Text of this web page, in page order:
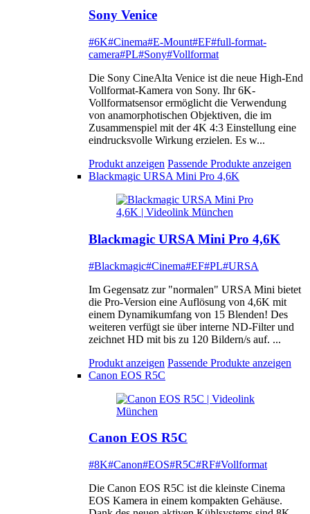
Sony Venice
#6K#Cinema#E-Mount#EF#full-format-
camera#PL#Sony#Vollformat
Die Sony CineAlta Venice ist die neue High-End
Vollformat-Kamera von Sony. Ihr 6K-
Vollformatsensor ermöglicht die Verwendung
von anamorphotischen Objektiven, die im
Zusammenspiel mit der 4K 4:3 Einstellung eine
eindrucksvolle Wirkung erzielen. Es w...
Produkt anzeigen Passende Produkte anzeigen
Blackmagic URSA Mini Pro 4,6K
Blackmagic URSA Mini Pro 4,6K
#Blackmagic#Cinema#EF#PL#URSA
Im Gegensatz zur "normalen" URSA Mini bietet
die Pro-Version eine Auflösung von 4,6K mit
einem Dynamikumfang von 15 Blenden! Des
weiteren verfügt sie über interne ND-Filter und
zeichnet HD mit bis zu 120 Bildern/s auf. ...
Produkt anzeigen Passende Produkte anzeigen
Canon EOS R5C
Canon EOS R5C
#8K#Canon#EOS#R5C#RF#Vollformat
Die Canon EOS R5C ist die kleinste Cinema
EOS Kamera in einem kompakten Gehäuse.